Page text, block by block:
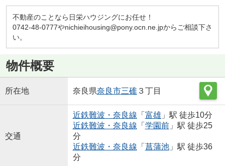
不動産のことなら日栄ハウジングにお任せ！
0742-48-0777やnichieihousing@pony.ocn.ne.jpからご相談下さ
い。
物件概要
所在地 奈良県奈良市三碓３丁目
交通
近鉄難波・奈良線 「 富雄」駅 徒歩10分
近鉄難波・奈良線 「 学園前」駅 徒歩25
分
近鉄難波・奈良線 「 菖蒲池」駅 徒歩36
分